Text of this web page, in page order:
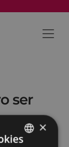
ser
×